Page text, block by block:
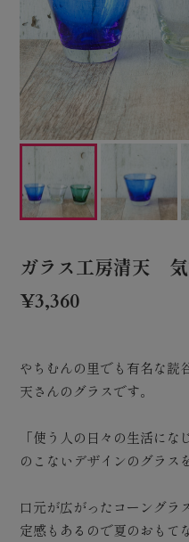
ガラス工房清天
¥3,360
やちむんの里でも有名な読
天さんのグラスです。
「使う人の日々の生活に
のこないデザインのグラス
口元が広がったコーングラ
定感もあるので夏のおもて